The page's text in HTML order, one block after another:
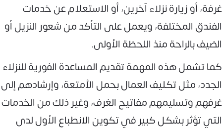
غرفة، أو زيارة نزلاء آخرين، أو الاستعلام عن خدمات
الفندق المختلفة، ويعمل على التأكد من شعور النزيل أو
الضيف بالراحة منذ اللحظة الأولى.
كما تشمل هذه المهمة تقديم المساعدة الفورية للنزلاء
الجدد، مثل تكليف العمال بحمل الأمتعة، وإرشادهم إلى
غرفهم وتسليمهم مفاتيح الغرف، وغير ذلك من الخدمات
التي تؤثر بشكل كبير في تكوين الانطباع الأول لدى